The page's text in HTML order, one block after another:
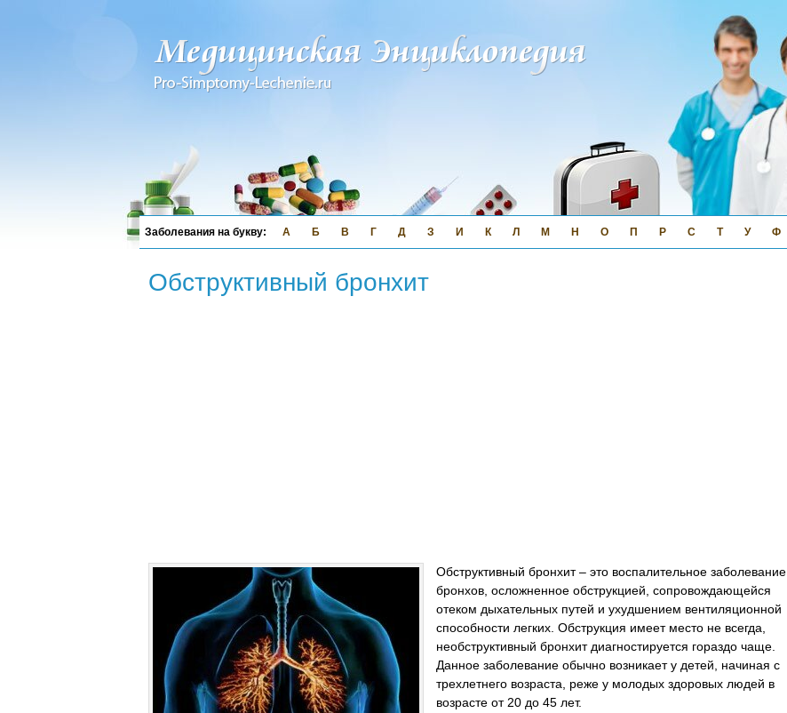
А Б В Г Д З И К Л М Н О П Р С Т У Ф
Обструктивный бронхит
Обструктивный бронхит – это воспалительное заболевание
бронхов, осложненное обструкцией, сопровождающейся
отеком дыхательных путей и ухудшением вентиляционной
способности легких. Обструкция имеет место не всегда,
необструктивный бронхит диагностируется гораздо чаще.
Данное заболевание обычно возникает у детей, начиная с
трехлетнего возраста, реже у молодых здоровых людей в
возрасте от 20 до 45 лет.